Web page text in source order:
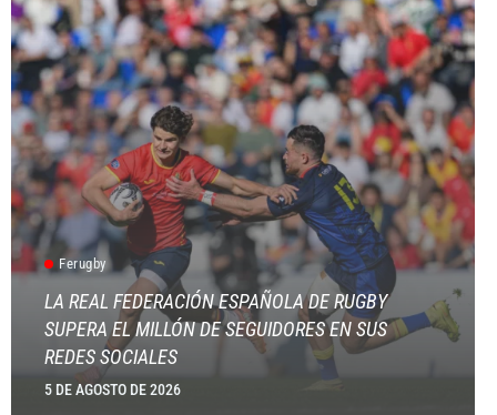
Ferugby
LA REAL FEDERACIÓN ESPAÑOLA DE RUGBY
SUPERA EL MILLÓN DE SEGUIDORES EN SUS
REDES SOCIALES
5 DE AGOSTO DE 2026